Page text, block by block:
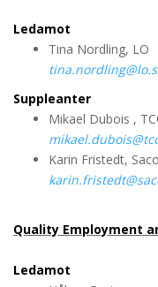
Ledamot
Tina Nordling, LO
Suppleanter
Mikael Dubois ,
Karin Fristedt, Saco
Quality Employment
Ledamot